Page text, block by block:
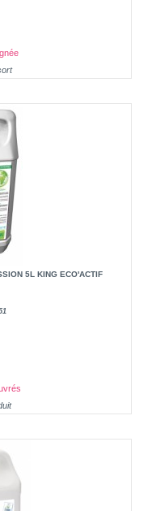
5L KING ECO'ACTIF